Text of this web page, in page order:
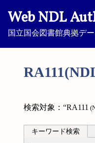
Web NDL
国立国会図書館典拠デ
検索対象：“RA111
キーワード検索